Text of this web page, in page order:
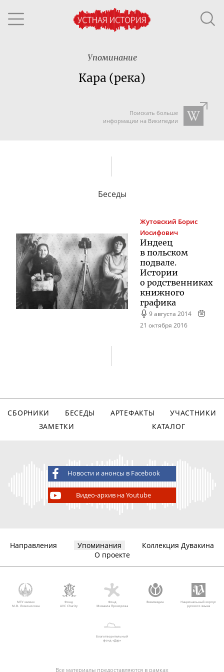
Упоминание
Кара (река)
Поискать больше
информации на Википедии
Беседы
Жутовский Борис
Иосифович
Индеец
в польском
подвале.
Истории
о родственниках
книжного
графика
9 августа 2014
21 октября 2016
СБОРНИКИ БЕСЕДЫ АРТЕФАКТЫ
УЧАСТНИКИ
ЗАМЕТКИ
КАТАЛОГ
Новости и анонсы в Facebook
Видео-архив на Youtube
Направления Упоминания
Коллекция Дувакина
О проекте
МГУ имени
М.В. Ломоносова
Фонд
AVC Charity
Фонд
Михаила Прохорова
Викимедиа
Национальный корпус
русского языка
Благотворительный
фонд «Дар»
Все материалы предоставляются в рамках